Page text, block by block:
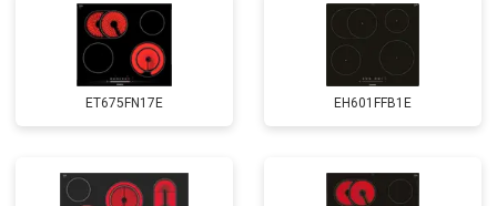
ET675FN17E EH601FFB1E